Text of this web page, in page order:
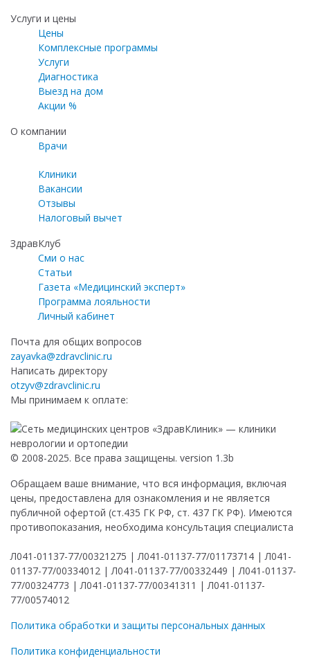
Услуги и цены
Цены
Комплексные программы
Услуги
Диагностика
Выезд на дом
Акции %
О компании
Врачи
Клиники
Вакансии
Отзывы
Налоговый вычет
ЗдравКлуб
Сми о нас
Статьи
Газета «Медицинский эксперт»
Программа лояльности
Личный кабинет
Почта для общих вопросов
zayavka@zdravclinic.ru
Написать директору
otzyv@zdravclinic.ru
Мы принимаем к оплате:
© 2008-2025. Все права защищены. version 1.3b
Обращаем ваше внимание, что вся информация, включая
цены, предоставлена для ознакомления и не является
публичной офертой (ст.435 ГК РФ, ст. 437 ГК РФ). Имеются
противопоказания, необходима консультация специалиста
Л041-01137-77/00321275 | Л041-01137-77/01173714 | Л041-
01137-77/00334012 | Л041-01137-77/00332449 | Л041-01137-
77/00324773 | Л041-01137-77/00341311 | Л041-01137-
77/00574012
Политика обработки и защиты персональных данных
Политика конфиденциальности